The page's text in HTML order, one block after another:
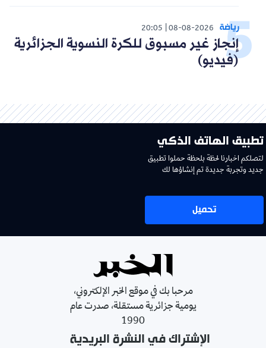
رياضة 08-08-2026
20:05
إنجاز غير مسبوق للكرة النسوية الجزائرية
(فيديو)
تطبيق الهاتف الذكي
لتصلكم اخبارنا لحظة بلحظة حملوا تطبيق
جديد وتجربة جديدة تم إنشاؤها لك
تحميل
مرحبا بك في موقع الخبر الإلكتروني،
يومية جزائرية مستقلة، صدرت عام
1990
الإشتراك في النشرة البريدية